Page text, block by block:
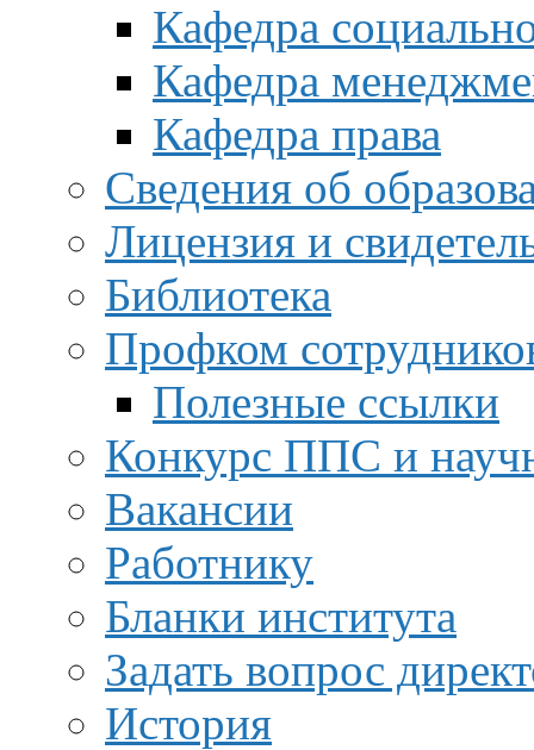
Кафедра
Кафедра
Кафедра права
Сведения об
Лицензия и
Библиотека
Профком
Полезные ссылки
Конкурс ППС и
Вакансии
Работнику
Бланки института
Задать вопрос
История